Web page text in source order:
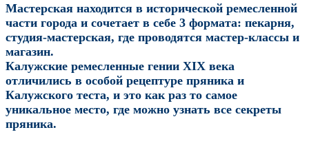
Мастерская находится в исторической ремесленной
части города и сочетает в себе 3 формата: пекарня,
студия-мастерская, где проводятся мастер-классы и
магазин.
Калужские ремесленные гении XIX века
отличились в особой рецептуре пряника и
Калужского теста, и это как раз то самое
уникальное место, где можно узнать все секреты
пряника.